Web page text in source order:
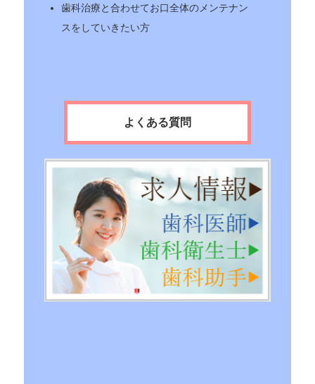
歯科治療と合わせてお口全体のメンテナン
スをしていきたい方
よくある質問